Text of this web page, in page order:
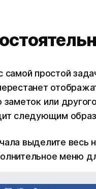
самой простой
заметок или
следующим
выделите весь
меню